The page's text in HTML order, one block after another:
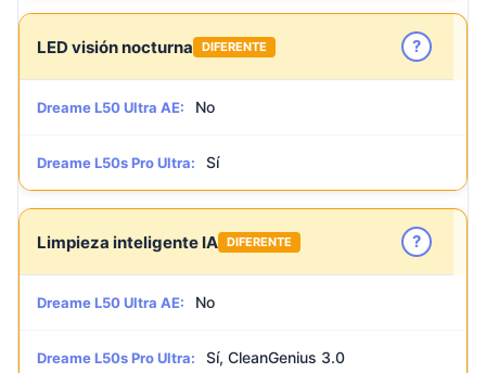
LED visión nocturna DIFERENTE ?
Dreame L50 Ultra AE: No
Dreame L50s Pro Ultra: Sí
Limpieza inteligente IA DIFERENTE ?
Dreame L50 Ultra AE: No
Dreame L50s Pro Ultra: Sí, CleanGenius 3.0